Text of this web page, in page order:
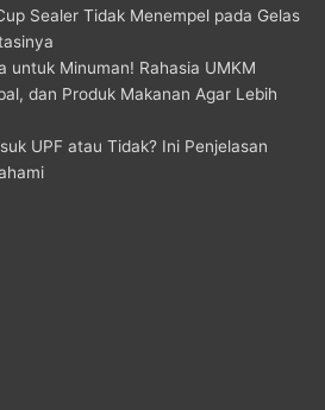
Sealer Tidak Menempel pada Gelas
untuk Minuman! Rahasia UMKM
dan Produk Makanan Agar Lebih
UPF atau Tidak? Ini Penjelasan